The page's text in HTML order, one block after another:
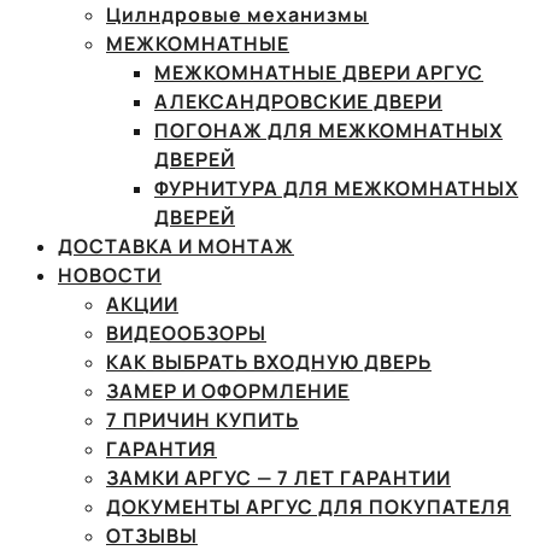
Цилндровые механизмы
МЕЖКОМНАТНЫЕ
МЕЖКОМНАТНЫЕ ДВЕРИ АРГУС
АЛЕКСАНДРОВСКИЕ ДВЕРИ
ПОГОНАЖ ДЛЯ МЕЖКОМНАТНЫХ
ДВЕРЕЙ
ФУРНИТУРА ДЛЯ МЕЖКОМНАТНЫХ
ДВЕРЕЙ
ДОСТАВКА И МОНТАЖ
НОВОСТИ
АКЦИИ
ВИДЕООБЗОРЫ
КАК ВЫБРАТЬ ВХОДНУЮ ДВЕРЬ
ЗАМЕР И ОФОРМЛЕНИЕ
7 ПРИЧИН КУПИТЬ
ГАРАНТИЯ
ЗАМКИ АРГУС — 7 ЛЕТ ГАРАНТИИ
ДОКУМЕНТЫ АРГУС ДЛЯ ПОКУПАТЕЛЯ
ОТЗЫВЫ